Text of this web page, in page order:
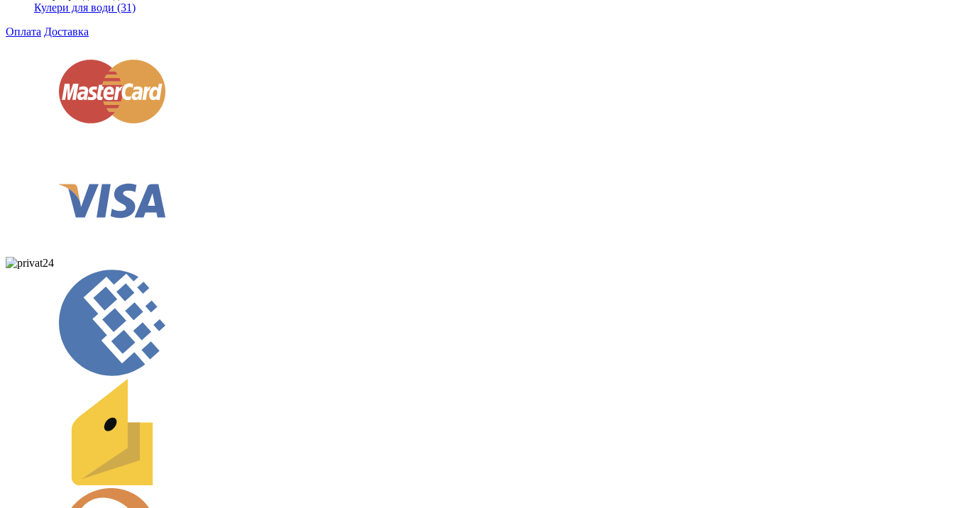
Кулери для води (31)
Оплата Доставка